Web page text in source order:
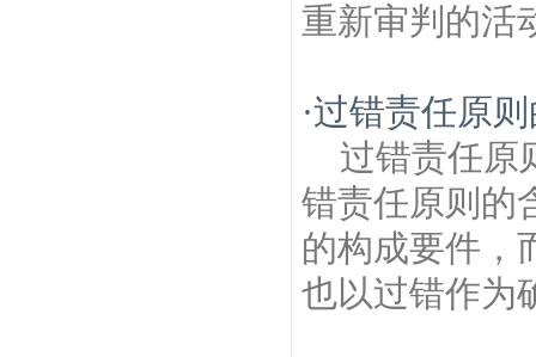
重新审判的活
·过错责任原
过错责任原
错责任原则的
的构成要件，
也以过错作为